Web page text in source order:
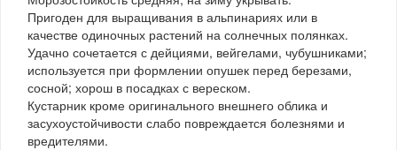
Пригоден для выращивания в альпинариях или в
качестве одиночных растений на солнечных полянках.
Удачно сочетается с дейциями, вейгелами, чубушниками;
используется при формлении опушек перед березами,
сосной; хорош в посадках с вереском.
Кустарник кроме оригинального внешнего облика и
засухоустойчивости слабо повреждается болезнями и
вредителями.